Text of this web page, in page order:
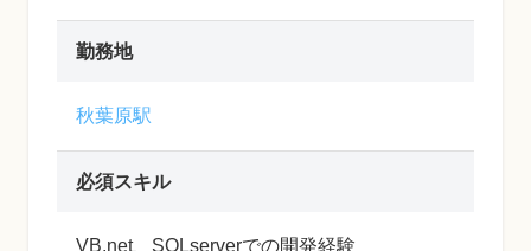
勤務地
秋葉原駅
必須スキル
VB.net、SQLserverでの開発経験